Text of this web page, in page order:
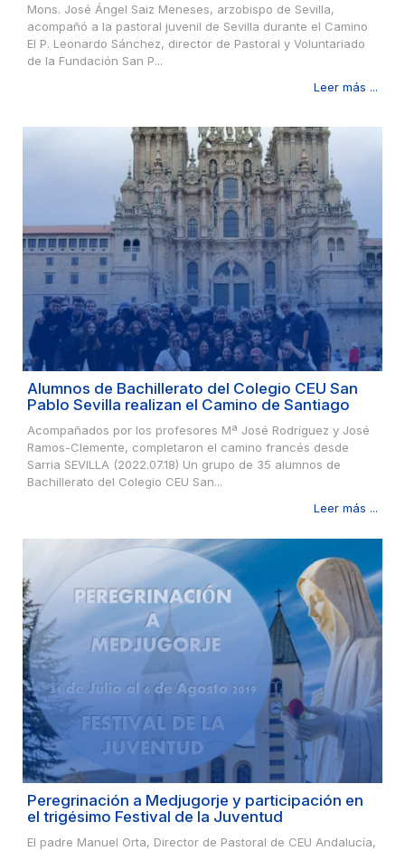
Mons. José Ángel Saiz Meneses, arzobispo de Sevilla,
acompañó a la pastoral juvenil de Sevilla durante el Camino
El P. Leonardo Sánchez, director de Pastoral y Voluntariado
de la Fundación San P...
Leer más ...
Alumnos de Bachillerato del Colegio CEU San
Pablo Sevilla realizan el Camino de Santiago
Acompañados por los profesores Mª José Rodríguez y José
Ramos-Clemente, completaron el camino francés desde
Sarria SEVILLA (2022.07.18) Un grupo de 35 alumnos de
Bachillerato del Colegio CEU San...
Leer más ...
Peregrinación a Medjugorje y participación en
el trigésimo Festival de la Juventud
El padre Manuel Orta, Director de Pastoral de CEU Andalucía,